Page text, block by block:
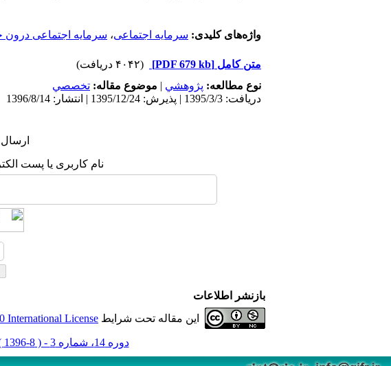
واژه‌های کلیدی: سرمایه اجتماعی، سرمایه اجتماعی درون
متن کامل [PDF 679 kb]
(۴۰۴۲ دریافت)
نوع مطالعه: پژوهشي | موضوع مقاله: تخصصي
دریافت: 1395/3/3 | پذیرش: 1395/12/24 | انتشار: 1396/8/14
نام کاربری یا پست
بازنشر اطلاعات
این مقاله تحت شرایط International License
دوره 14، شماره 3 - ( 8-1396 )